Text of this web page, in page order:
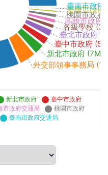
外交部領事事務局
新北市政府 (7M,
臺中市政府
臺北市政府
各級學校
高雄市政府
桃園市政府
臺南市政府
臺南市政府
新北市政府
臺中市政府
市政府交通局
桃園市政府
臺南市政府交通局